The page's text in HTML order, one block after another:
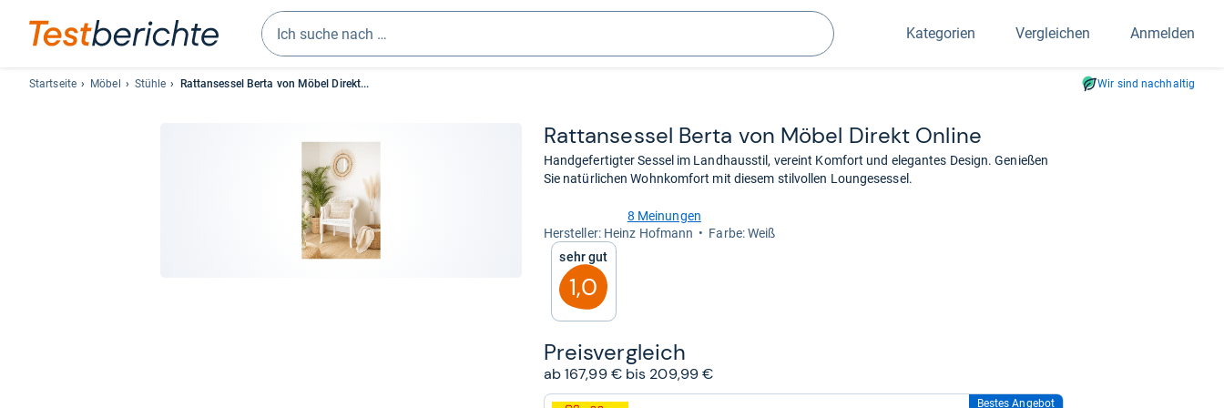
Suchen
Sie
Zeichen
Vorschläge
erscheinen
automatisch
lassen
Kategorien Vergleichen Anmelden
Startseite Möbel Stühle Rattansessel Berta von Möbel Direkt... Wir sind nachhaltig
Rat­t­an­ses­sel Berta von Möbel Direkt Online
Handgefertigter Sessel im Landhausstil, vereint Komfort und elegantes Design. Genießen
Sie natürlichen Wohnkomfort mit diesem stilvollen Loungesessel.
von
Sternen
8 Meinungen
Her­stel­ler: Heinz Hofmann
Farbe: Weiß
Sehr gut
1,0
Preis­ver­gleich
ab 167,99 € bis 209,99 €
Bestes Angebot